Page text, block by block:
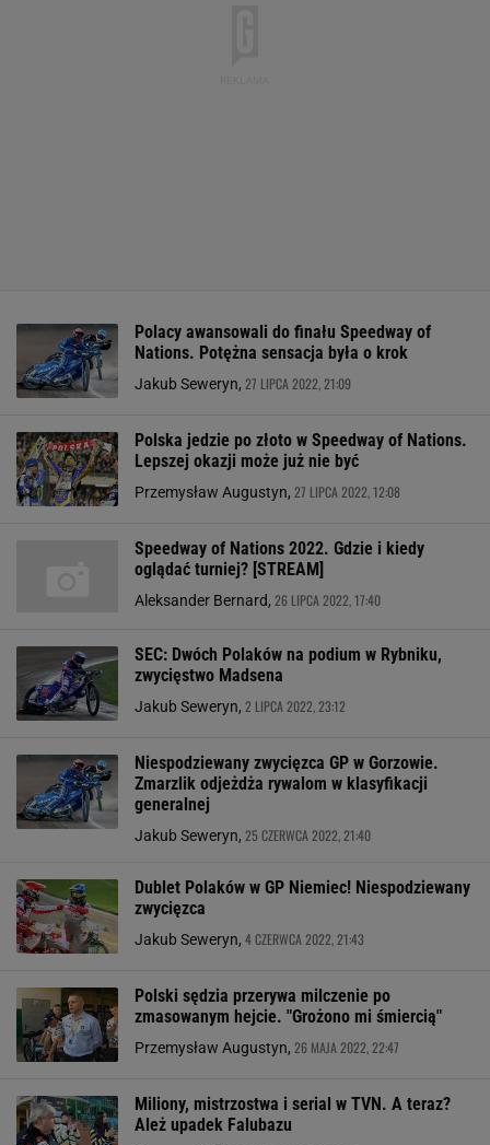
Polacy awansowali do finału Speedway of
Nations. Potężna sensacja była o krok
Jakub Seweryn, 27 LIPCA 2022, 21:09
Polska jedzie po złoto w Speedway of Nations.
Lepszej okazji może już nie być
Przemysław Augustyn, 27 LIPCA 2022, 12:08
Speedway of Nations 2022. Gdzie i kiedy
oglądać turniej? [STREAM]
Aleksander Bernard, 26 LIPCA 2022, 17:40
SEC: Dwóch Polaków na podium w Rybniku,
zwycięstwo Madsena
Jakub Seweryn, 2 LIPCA 2022, 23:12
Niespodziewany zwycięzca GP w Gorzowie.
Zmarzlik odjeżdża rywalom w klasyfikacji
generalnej
Jakub Seweryn, 25 CZERWCA 2022, 21:40
Dublet Polaków w GP Niemiec! Niespodziewany
zwycięzca
Jakub Seweryn, 4 CZERWCA 2022, 21:43
Polski sędzia przerywa milczenie po
zmasowanym hejcie. "Grożono mi śmiercią"
Przemysław Augustyn, 26 MAJA 2022, 22:47
Miliony, mistrzostwa i serial w TVN. A teraz?
Ależ upadek Falubazu